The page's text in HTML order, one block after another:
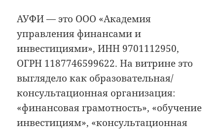
АУФИ — это ООО «Академия
управления финансами и
инвестициями», ИНН 9701112950,
ОГРН 1187746599622. На витрине это
выглядело как образовательная/
консультационная организация:
«финансовая грамотность», «обучение
инвестициям», «консультационная